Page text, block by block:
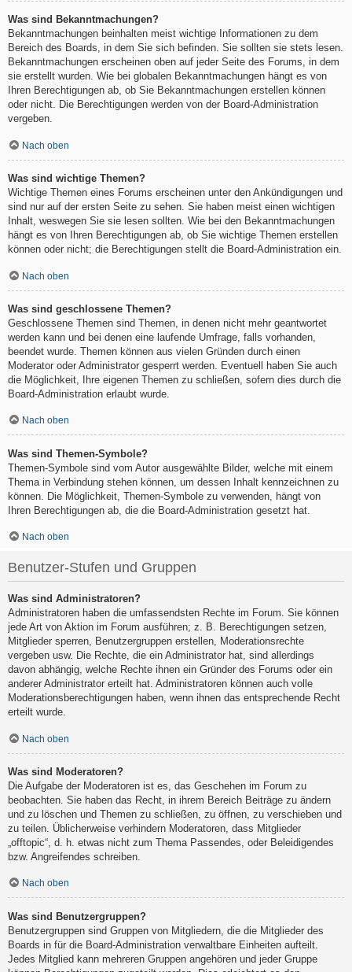
Was sind Bekanntmachungen?
Bekanntmachungen beinhalten meist wichtige Informationen zu dem
Bereich des Boards, in dem Sie sich befinden. Sie sollten sie stets lesen.
Bekanntmachungen erscheinen oben auf jeder Seite des Forums, in dem
sie erstellt wurden. Wie bei globalen Bekanntmachungen hängt es von
Ihren Berechtigungen ab, ob Sie Bekanntmachungen erstellen können
oder nicht. Die Berechtigungen werden von der Board-Administration
vergeben.
Nach oben
Was sind wichtige Themen?
Wichtige Themen eines Forums erscheinen unter den Ankündigungen und
sind nur auf der ersten Seite zu sehen. Sie haben meist einen wichtigen
Inhalt, weswegen Sie sie lesen sollten. Wie bei den Bekanntmachungen
hängt es von Ihren Berechtigungen ab, ob Sie wichtige Themen erstellen
können oder nicht; die Berechtigungen stellt die Board-Administration ein.
Nach oben
Was sind geschlossene Themen?
Geschlossene Themen sind Themen, in denen nicht mehr geantwortet
werden kann und bei denen eine laufende Umfrage, falls vorhanden,
beendet wurde. Themen können aus vielen Gründen durch einen
Moderator oder Administrator gesperrt werden. Eventuell haben Sie auch
die Möglichkeit, Ihre eigenen Themen zu schließen, sofern dies durch die
Board-Administration erlaubt wurde.
Nach oben
Was sind Themen-Symbole?
Themen-Symbole sind vom Autor ausgewählte Bilder, welche mit einem
Thema in Verbindung stehen können, um dessen Inhalt kennzeichnen zu
können. Die Möglichkeit, Themen-Symbole zu verwenden, hängt von
Ihren Berechtigungen ab, die die Board-Administration gesetzt hat.
Nach oben
Benutzer-Stufen und Gruppen
Was sind Administratoren?
Administratoren haben die umfassendsten Rechte im Forum. Sie können
jede Art von Aktion im Forum ausführen; z. B. Berechtigungen setzen,
Mitglieder sperren, Benutzergruppen erstellen, Moderationsrechte
vergeben usw. Die Rechte, die ein Administrator hat, sind allerdings
davon abhängig, welche Rechte ihnen ein Gründer des Forums oder ein
anderer Administrator erteilt hat. Administratoren können auch volle
Moderationsberechtigungen haben, wenn ihnen das entsprechende Recht
erteilt wurde.
Nach oben
Was sind Moderatoren?
Die Aufgabe der Moderatoren ist es, das Geschehen im Forum zu
beobachten. Sie haben das Recht, in ihrem Bereich Beiträge zu ändern
und zu löschen und Themen zu schließen, zu öffnen, zu verschieben und
zu teilen. Üblicherweise verhindern Moderatoren, dass Mitglieder
„offtopic“, d. h. etwas nicht zum Thema Passendes, oder Beleidigendes
bzw. Angreifendes schreiben.
Nach oben
Was sind Benutzergruppen?
Benutzergruppen sind Gruppen von Mitgliedern, die die Mitglieder des
Boards in für die Board-Administration verwaltbare Einheiten aufteilt.
Jedes Mitglied kann mehreren Gruppen angehören und jeder Gruppe